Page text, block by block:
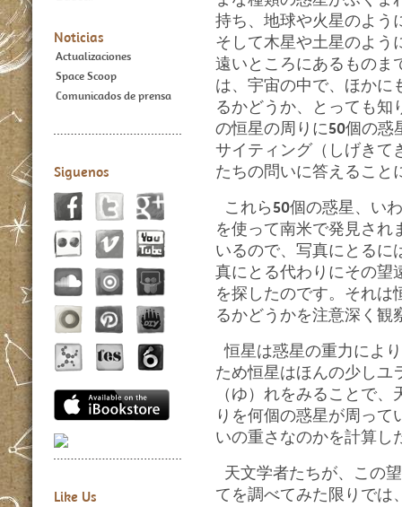
Noticias
Actualizaciones
Space Scoop
Comunicados de prensa
Siguenos
Like Us
持ち、地球や火星のよう
そして木星や土星のよう
遠いところにあるものま
は、宇宙の中で、ほかに
るかどうか、とっても知
の恒星の周りに50個の
サイティング（しげきて
たちの問いに答えること
これら50個の惑星、い
を使って南米で発見され
いるので、写真にとるに
真にとる代わりにその望
を探したのです。それは
るかどうかを注意深く観
恒星は惑星の重力によ
ため恒星はほんの少しユ
（ゆ）れをみることで
りを何個の惑星が周っ
いの重さなのかを計算し
天文学者たちが、この
てを調べてみた限りでは